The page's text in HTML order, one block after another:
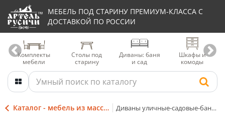
МЕБЕЛЬ ПОД СТАРИНУ ПРЕМИУМ-КЛАССА С
ДОСТАВКОЙ ПО РОССИИ
Комплекты
мебели
Столы под
старину
Диваны: баня
и сад
Шкафы и
комоды
Каталог - мебель из массива Диваны уличные-садовые-банные